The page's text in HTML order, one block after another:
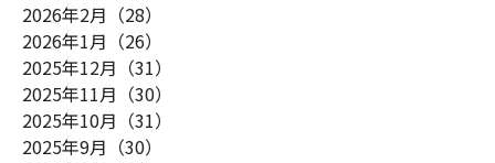
2026年2月（28）
2026年1月（26）
2025年12月（31）
2025年11月（30）
2025年10月（31）
2025年9月（30）